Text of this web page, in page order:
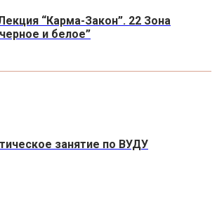
“Карма-Закон”. 22 Зона
и белое”
занятие по ВУДУ